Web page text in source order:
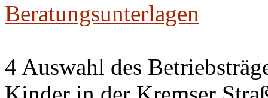
Beratungsunterlagen
4 Auswahl des